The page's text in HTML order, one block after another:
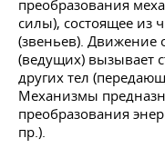
преобразования
силы), состоящее из
(звеньев). Движение
(ведущих) вызывает
других тел
Механизмы
преобразования
пр.).